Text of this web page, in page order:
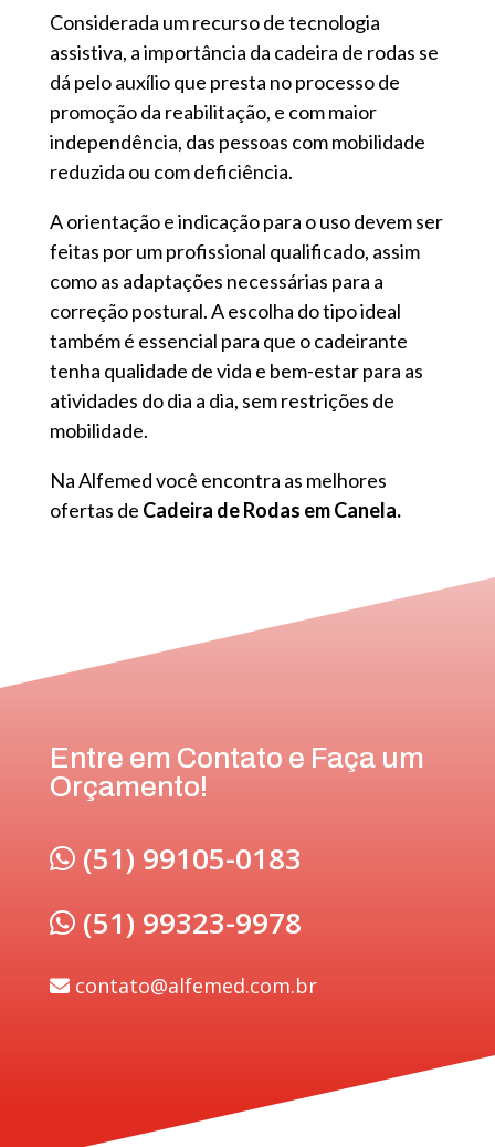
Considerada um recurso de tecnologia
assistiva, a importância da cadeira de rodas se
dá pelo auxílio que presta no processo de
promoção da reabilitação, e com maior
independência, das pessoas com mobilidade
reduzida ou com deficiência.
A orientação e indicação para o uso devem ser
feitas por um profissional qualificado, assim
como as adaptações necessárias para a
correção postural. A escolha do tipo ideal
também é essencial para que o cadeirante
tenha qualidade de vida e bem-estar para as
atividades do dia a dia, sem restrições de
mobilidade.
Na Alfemed você encontra as melhores
ofertas de Cadeira de Rodas em Canela.
Entre em Contato e Faça um
Orçamento!
(51) 99105-0183
(51) 99323-9978
contato@alfemed.com.br